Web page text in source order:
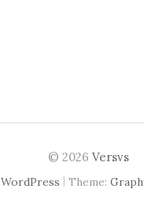
© 2026 Versvs
WordPress | Theme: